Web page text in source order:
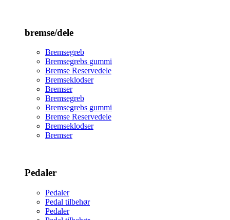
bremse/dele
Bremsegreb
Bremsegrebs gummi
Bremse Reservedele
Bremseklodser
Bremser
Bremsegreb
Bremsegrebs gummi
Bremse Reservedele
Bremseklodser
Bremser
Pedaler
Pedaler
Pedal tilbehør
Pedaler